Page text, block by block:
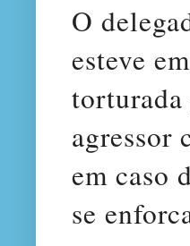
O
esteve
torturada
agressor
em caso
se